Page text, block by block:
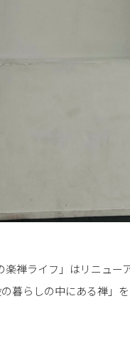
禅ライフ」はリニュー
暮らしの中にある禅」